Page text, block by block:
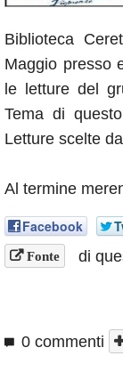
Biblioteca
Maggio presso
le letture del
Tema di
Letture scelte
Al termine
Facebook
Fonte di
0 commenti